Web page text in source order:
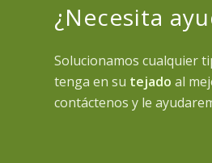
¿Necesita
Solucionamos cualquier
tenga en su tejado al
contáctenos y le